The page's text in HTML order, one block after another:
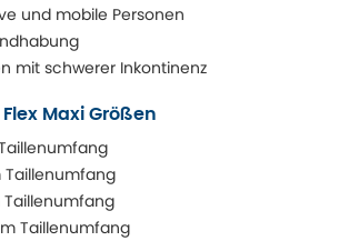
und mobile Personen
mit schwerer Inkontinenz
Flex Maxi Größen
Taillenumfang
Taillenumfang
Taillenumfang